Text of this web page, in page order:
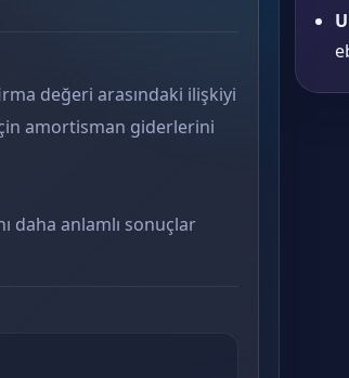
değeri arasındaki ilişkiyi
amortisman giderlerini
daha anlamlı sonuçlar